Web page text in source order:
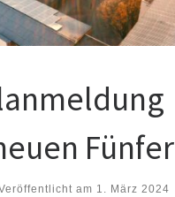
Fünfer
am 1. März 2024